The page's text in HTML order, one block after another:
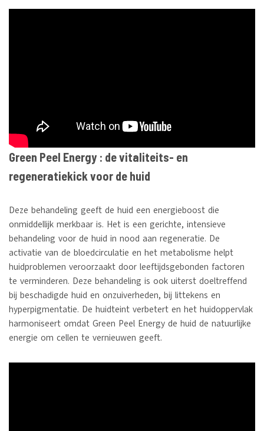
Green Peel Energy : de vitaliteits- en
regeneratiekick voor de huid
Deze behandeling geeft de huid een energieboost die
onmiddellijk merkbaar is. Het is een gerichte, intensieve
behandeling voor de huid in nood aan regeneratie. De
activatie van de bloedcirculatie en het metabolisme helpt
huidproblemen veroorzaakt door leeftijdsgebonden factoren
te verminderen. Deze behandeling is ook uiterst doeltreffend
bij beschadigde huid en onzuiverheden, bij littekens en
hyperpigmentatie. De huidteint verbetert en het huidoppervlak
harmoniseert omdat Green Peel Energy de huid de natuurlijke
energie om cellen te vernieuwen geeft.